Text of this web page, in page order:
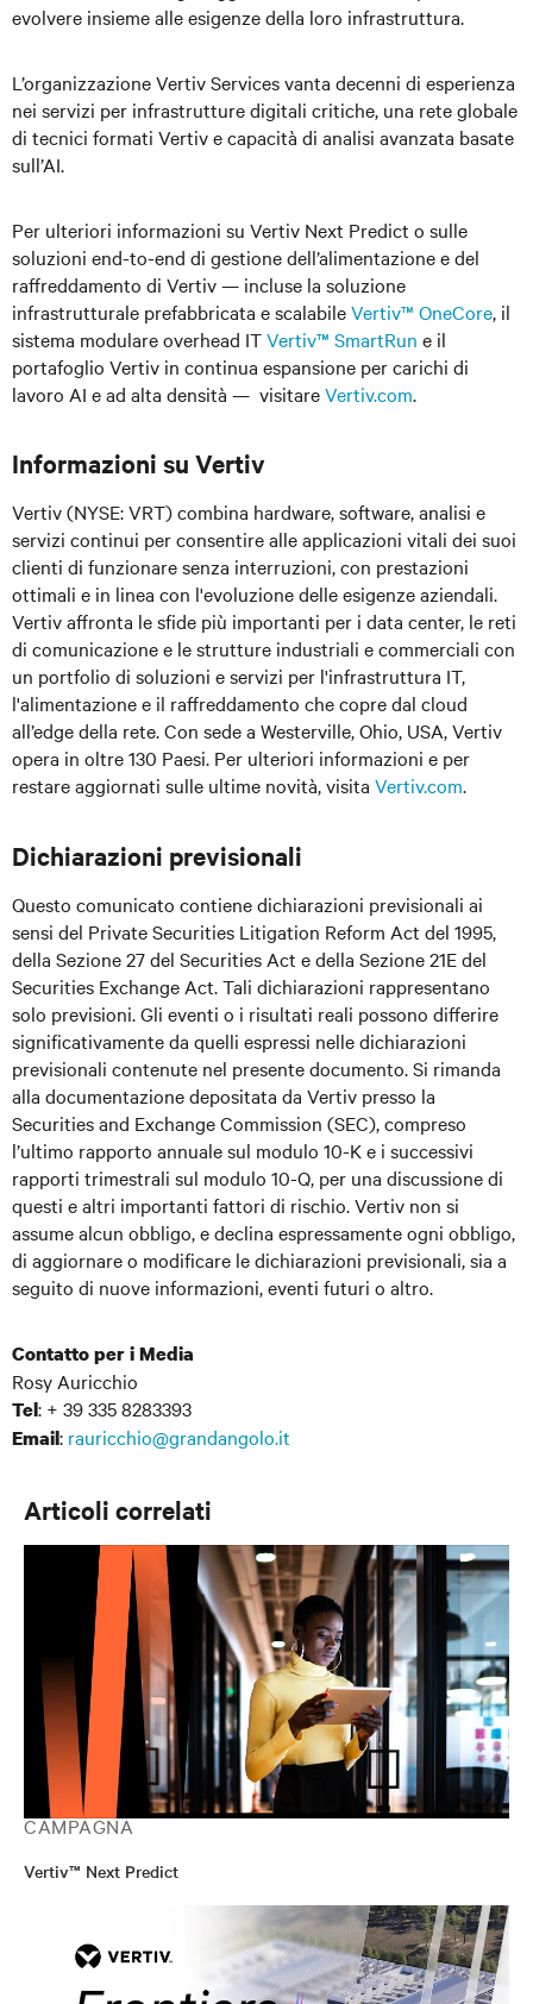
evolvere insieme alle esigenze della loro infrastruttura.
L’organizzazione Vertiv Services vanta decenni di esperienza
nei servizi per infrastrutture digitali critiche, una rete globale
di tecnici formati Vertiv e capacità di analisi avanzata basate
sull’AI.
Per ulteriori informazioni su Vertiv Next Predict o sulle
soluzioni end-to-end di gestione dell’alimentazione e del
raffreddamento di Vertiv — incluse la soluzione
infrastrutturale prefabbricata e scalabileVertiv™ OneCore, il
sistema modulare overhead ITVertiv™ SmartRun e il
portafoglio Vertiv in continua espansione per carichi di
lavoro AI e ad alta densità — visitareVertiv.com.
Informazioni su Vertiv
Vertiv (NYSE: VRT) combina hardware, software, analisi e
servizi continui per consentire alle applicazioni vitali dei suoi
clienti di funzionare senza interruzioni, con prestazioni
ottimali e in linea con l'evoluzione delle esigenze aziendali.
Vertiv affronta le sfide più importanti per i data center, le reti
di comunicazione e le strutture industriali e commerciali con
un portfolio di soluzioni e servizi per l'infrastruttura IT,
l'alimentazione e il raffreddamento che copre dal cloud
all’edge della rete. Con sede a Westerville, Ohio, USA, Vertiv
opera in oltre 130 Paesi. Per ulteriori informazioni e per
restare aggiornati sulle ultime novità, visita Vertiv.com.
Dichiarazioni previsionali
Questo comunicato contiene dichiarazioni previsionali ai
sensi del Private Securities Litigation Reform Act del 1995,
della Sezione 27 del Securities Act e della Sezione 21E del
Securities Exchange Act. Tali dichiarazioni rappresentano
solo previsioni. Gli eventi o i risultati reali possono differire
significativamente da quelli espressi nelle dichiarazioni
previsionali contenute nel presente documento. Si rimanda
alla documentazione depositata da Vertiv presso la
Securities and Exchange Commission (SEC), compreso
l’ultimo rapporto annuale sul modulo 10-K e i successivi
rapporti trimestrali sul modulo 10-Q, per una discussione di
questi e altri importanti fattori di rischio. Vertiv non si
assume alcun obbligo, e declina espressamente ogni obbligo,
di aggiornare o modificare le dichiarazioni previsionali, sia a
seguito di nuove informazioni, eventi futuri o altro.
Contatto per i Media
Rosy Auricchio
Tel: + 39 335 8283393
Email: rauricchio@grandangolo.it
Articoli correlati
CAMPAGNA
Vertiv™ Next Predict